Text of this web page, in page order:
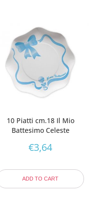
10 Piatti cm.18 Il Mio
Battesimo Celeste
€3,64
ADD TO CART